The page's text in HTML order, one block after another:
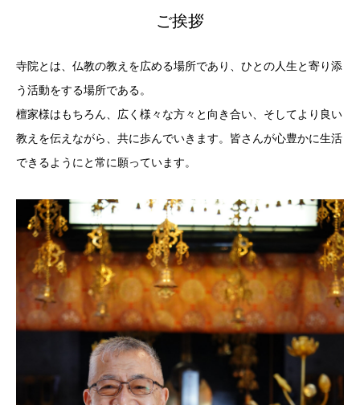
ご挨拶
寺院とは、仏教の教えを広める場所であり、ひとの人生と寄り添
う活動をする場所である。
檀家様はもちろん、広く様々な方々と向き合い、そしてより良い
教えを伝えながら、共に歩んでいきます。皆さんが心豊かに生活
できるようにと常に願っています。